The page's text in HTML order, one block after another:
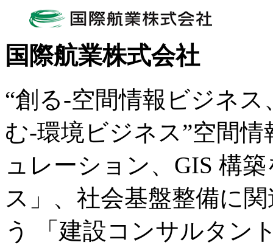
国際航業株式会社
“創る-空間情報ビジネ
む-環境ビジネス”空間
ュレーション、GIS 構
ス」、社会基盤整備に
う 「建設コンサルタン